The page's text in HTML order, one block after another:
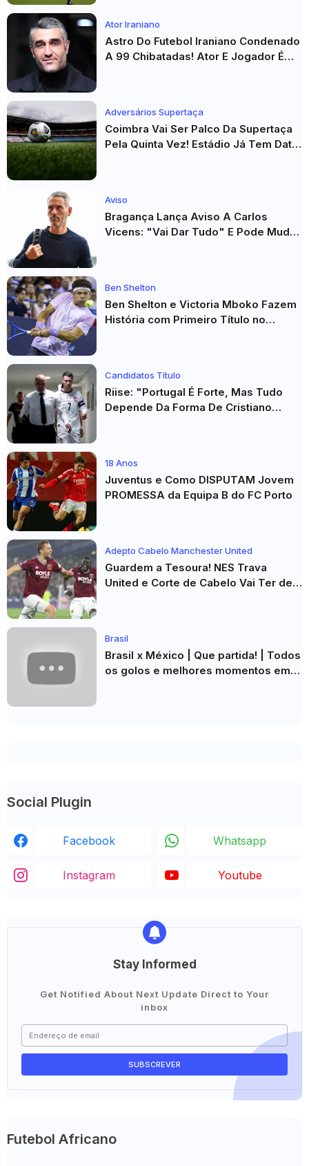
Ator Iraniano
Astro Do Futebol Iraniano Condenado
A 99 Chibatadas! Ator E Jogador É
Adversários Supertaça
Coimbra Vai Ser Palco Da Supertaça
Pela Quinta Vez! Estádio Já Tem Data
Aviso
Bragança Lança Aviso A Carlos
Vicens: "Vai Dar Tudo" E Pode Mudar
Ben Shelton
Ben Shelton e Victoria Mboko Fazem
História com Primeiro Título no
Candidatos Título
Riise: "Portugal É Forte, Mas Tudo
Depende Da Forma De Cristiano
18 Anos
Juventus e Como DISPUTAM Jovem
PROMESSA da Equipa B do FC Porto
Adepto Cabelo Manchester United
Guardem a Tesoura! NES Trava
United e Corte de Cabelo Vai Ter de
Brasil
Brasil x México | Que partida! | Todos
os golos e melhores momentos em
Social Plugin
Facebook Whatsapp
Instagram Youtube
Stay Informed
Get Notified About Next Update Direct to Your
inbox
Futebol Africano